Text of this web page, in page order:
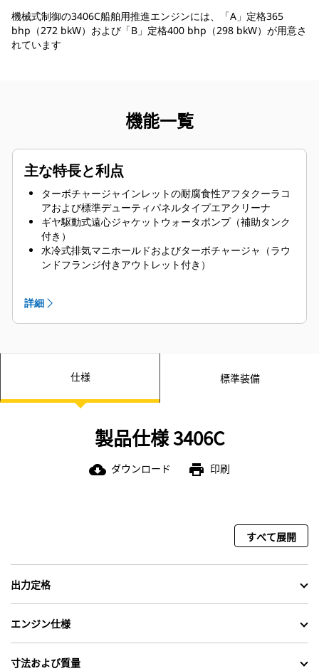
機械式制御の3406C船舶用推進エンジンには、「A」定格365
bhp（272 bkW）および「B」定格400 bhp（298 bkW）が用意さ
れています
機能一覧
主な特長と利点
ターボチャージャインレットの耐腐食性アフタクーラコ
アおよび標準デューティパネルタイプエアクリーナ
ギヤ駆動式遠心ジャケットウォータポンプ（補助タンク
付き）
水冷式排気マニホールドおよびターボチャージャ（ラウ
ンドフランジ付きアウトレット付き）
料レシオコントロール
ヘビーデューティSAE標準回転タコメータ
温および燃料圧力ゲージ、サービスメータ付き）
オイルレベルゲージ、およびオイルフィラ付き）
バイブレーションダンパおよびガード
詳細
仕様 標準装備
製品仕様 3406C
cloud_download ダウンロード print 印刷
すべて展開
出力定格
エンジン仕様
寸法および質量